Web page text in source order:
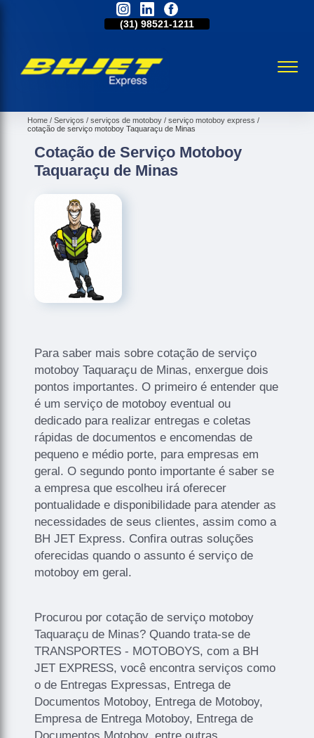
(31) 98521-1211
Home Serviços serviços de motoboy
serviço motoboy express
cotação de serviço motoboy Taquaraçu de Minas
Cotação de Serviço Motoboy
Taquaraçu de Minas
Para saber mais sobre cotação de serviço
motoboy Taquaraçu de Minas, enxergue dois
pontos importantes. O primeiro é entender que
é um serviço de motoboy eventual ou
dedicado para realizar entregas e coletas
rápidas de documentos e encomendas de
pequeno e médio porte, para empresas em
geral. O segundo ponto importante é saber se
a empresa que escolheu irá oferecer
pontualidade e disponibilidade para atender as
necessidades de seus clientes, assim como a
BH JET Express. Confira outras soluções
oferecidas quando o assunto é serviço de
motoboy em geral.
Procurou por cotação de serviço motoboy
Taquaraçu de Minas? Quando trata-se de
TRANSPORTES - MOTOBOYS, com a BH
JET EXPRESS, você encontra serviços como
o de Entregas Expressas, Entrega de
Documentos Motoboy, Entrega de Motoboy,
Empresa de Entrega Motoboy, Entrega de